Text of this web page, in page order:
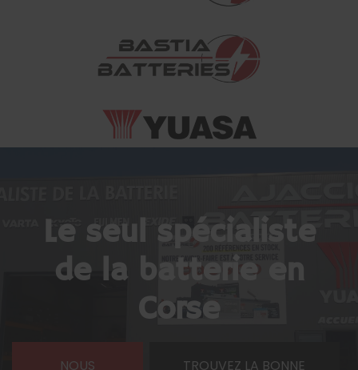
Le seul spécialiste
de la batterie en
Corse
NOUS
TROUVEZ LA BONNE